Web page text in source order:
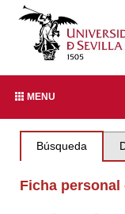
MENU
Búsqueda
Ficha personal